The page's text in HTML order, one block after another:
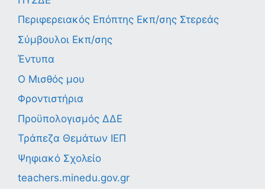
Περιφερειακός Επόπτης Εκπ/σης Στερεάς
Σύμβουλοι Εκπ/σης
Έντυπα
Ο Μισθός μου
Φροντιστήρια
Προϋπολογισμός ΔΔΕ
Τράπεζα Θεμάτων ΙΕΠ
Ψηφιακό Σχολείο
teachers.minedu.gov.gr